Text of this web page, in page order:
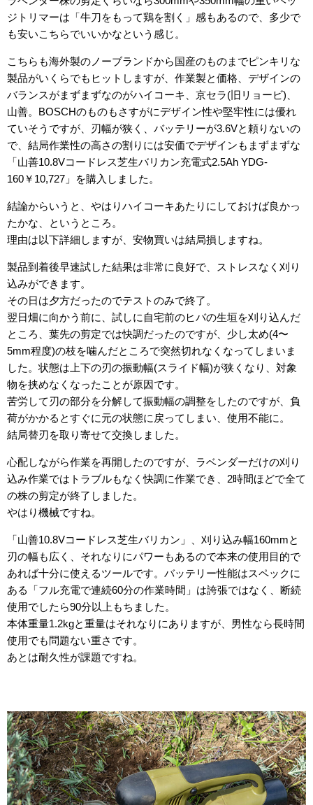
ジトリマーは「牛刀をもって鶏を割く」感もあるので、多少で
も安いこちらでいいかなという感じ。
こちらも海外製のノーブランドから国産のものまでピンキリな
製品がいくらでもヒットしますが、作業製と価格、デザインの
バランスがまずまずなのがハイコーキ、京セラ(旧リョービ)、
山善。BOSCHのものもさすがにデザイン性や堅牢性には優れ
ていそうですが、刃幅が狭く、バッテリーが3.6Vと頼りないの
で、結局作業性の高さの割りには安価でデザインもまずまずな
「山善10.8Vコードレス芝生バリカン充電式2.5Ah YDG-
160￥10,727」を購入しました。
結論からいうと、やはりハイコーキあたりにしておけば良かっ
たかな、というところ。
理由は以下詳細しますが、安物買いは結局損しますね。
製品到着後早速試した結果は非常に良好で、ストレスなく刈り
込みができます。
その日は夕方だったのでテストのみで終了。
翌日畑に向かう前に、試しに自宅前のヒバの生垣を刈り込んだ
ところ、葉先の剪定では快調だったのですが、少し太め(4〜
5mm程度)の枝を噛んだところで突然切れなくなってしまいま
した。状態は上下の刃の振動幅(スライド幅)が狭くなり、対象
物を挟めなくなったことが原因です。
苦労して刃の部分を分解して振動幅の調整をしたのですが、負
荷がかかるとすぐに元の状態に戻ってしまい、使用不能に。
結局替刃を取り寄せて交換しました。
心配しながら作業を再開したのですが、ラベンダーだけの刈り
込み作業ではトラブルもなく快調に作業でき、2時間ほどで全て
の株の剪定が終了しました。
やはり機械ですね。
「山善10.8Vコードレス芝生バリカン」、刈り込み幅160mmと
刃の幅も広く、それなりにパワーもあるので本来の使用目的で
あれば十分に使えるツールです。バッテリー性能はスペックに
ある「フル充電で連続60分の作業時間」は誇張ではなく、断続
使用でしたら90分以上もちました。
本体重量1.2kgと重量はそれなりにありますが、男性なら長時間
使用でも問題ない重さです。
あとは耐久性が課題ですね。